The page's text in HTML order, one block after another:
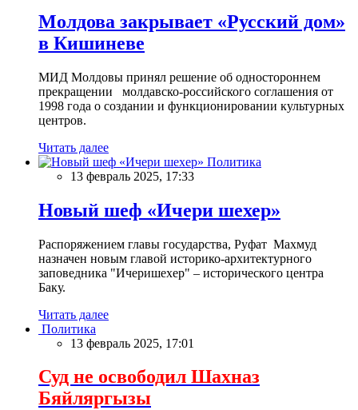
Молдова закрывает «Русский дом»
в Кишиневе
МИД Молдовы принял решение об одностороннем
прекращении молдавско-российского соглашения от
1998 года о создании и функционировании культурных
центров.
Читать далее
Политика
13 февраль 2025, 17:33
Новый шеф «Ичери шехер»
Распоряжением главы государства, Руфат Махмуд
назначен новым главой историко-архитектурного
заповедника "Ичеришехер" – исторического центра
Баку.
Читать далее
Политика
13 февраль 2025, 17:01
Суд не освободил Шахназ
Бяйляргызы